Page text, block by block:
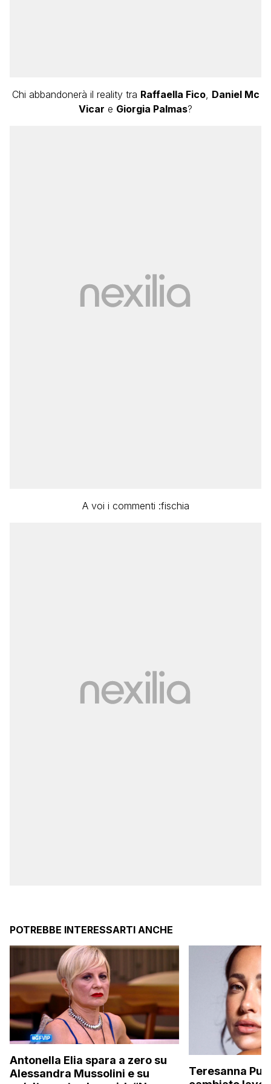
Chi abbandonerà il reality tra Raffaella Fico, Daniel Mc
Vicar e Giorgia Palmas?
A voi i commenti :fischia
POTREBBE INTERESSARTI ANCHE
Antonella Elia spara a zero su
Alessandra Mussolini e su
Teresanna